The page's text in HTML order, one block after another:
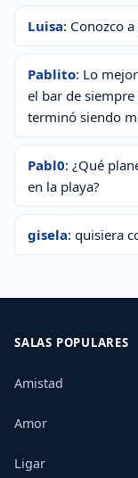
Luisa: Conozco
Pablito: Lo
el bar de
terminó siendo
Pabl0: ¿Qué
en la playa?
gisela: quisiera
SALAS POPULARES
Amistad
Amor
Ligar